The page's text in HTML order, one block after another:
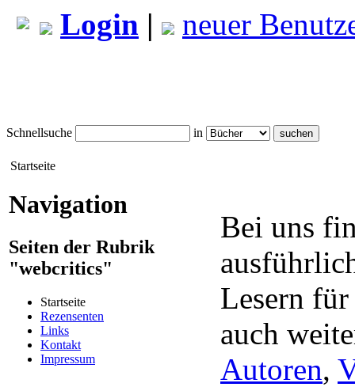
Login | neuer
Schnellsuche in
Startseite
Navigation
Seiten der Rubrik
"webcritics"
Startseite
Rezensenten
Links
Kontakt
Impressum
Bei uns
Lesern für
auch
Autoren,